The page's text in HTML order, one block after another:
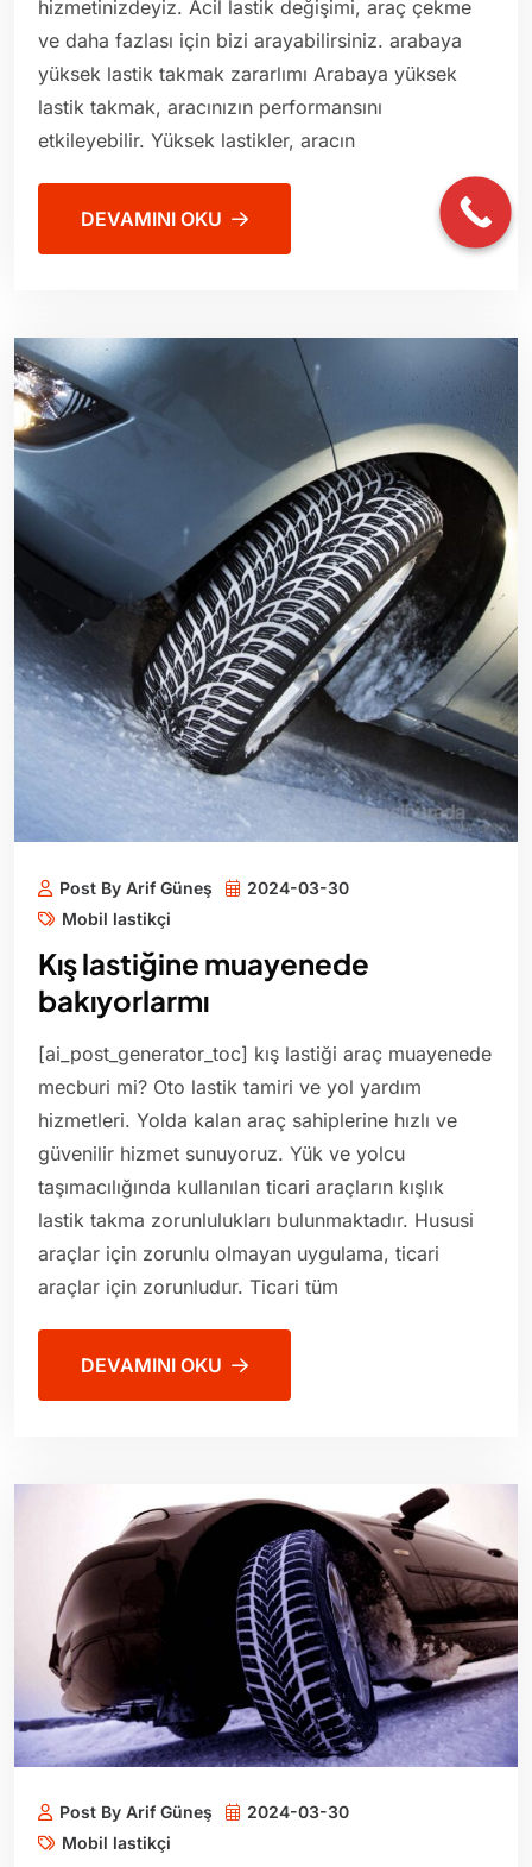
hizmetinizdeyiz. Acil lastik değişimi, araç çekme
ve daha fazlası için bizi arayabilirsiniz. arabaya
yüksek lastik takmak zararlımı Arabaya yüksek
lastik takmak, aracınızın performansını
etkileyebilir. Yüksek lastikler, aracın
DEVAMINI OKU
Post By Arif Güneş
2024-03-30
Mobil lastikçi
Kış lastiğine muayenede
bakıyorlarmı
[ai_post_generator_toc] kış lastiği araç muayenede
mecburi mi? Oto lastik tamiri ve yol yardım
hizmetleri. Yolda kalan araç sahiplerine hızlı ve
güvenilir hizmet sunuyoruz. Yük ve yolcu
taşımacılığında kullanılan ticari araçların kışlık
lastik takma zorunlulukları bulunmaktadır. Hususi
araçlar için zorunlu olmayan uygulama, ticari
araçlar için zorunludur. Ticari tüm
DEVAMINI OKU
Post By Arif Güneş
2024-03-30
Mobil lastikçi